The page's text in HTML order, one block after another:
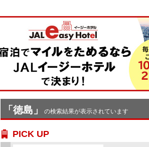
「徳島」 の検索結果が表示されています
PICK UP